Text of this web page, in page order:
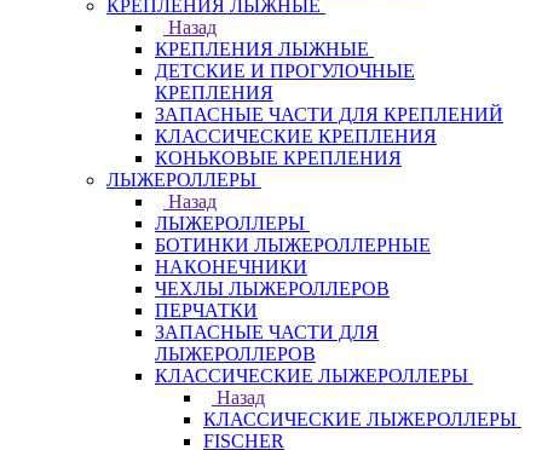
КРЕПЛЕНИЯ ЛЫЖНЫЕ
Назад
КРЕПЛЕНИЯ ЛЫЖНЫЕ
ДЕТСКИЕ И ПРОГУЛОЧНЫЕ
КРЕПЛЕНИЯ
ЗАПАСНЫЕ ЧАСТИ ДЛЯ КРЕПЛЕНИЙ
КЛАССИЧЕСКИЕ КРЕПЛЕНИЯ
КОНЬКОВЫЕ КРЕПЛЕНИЯ
ЛЫЖЕРОЛЛЕРЫ
Назад
ЛЫЖЕРОЛЛЕРЫ
БОТИНКИ ЛЫЖЕРОЛЛЕРНЫЕ
НАКОНЕЧНИКИ
ЧЕХЛЫ ЛЫЖЕРОЛЛЕРОВ
ПЕРЧАТКИ
ЗАПАСНЫЕ ЧАСТИ ДЛЯ
ЛЫЖЕРОЛЛЕРОВ
КЛАССИЧЕСКИЕ ЛЫЖЕРОЛЛЕРЫ
Назад
КЛАССИЧЕСКИЕ ЛЫЖЕРОЛЛЕРЫ
FISCHER